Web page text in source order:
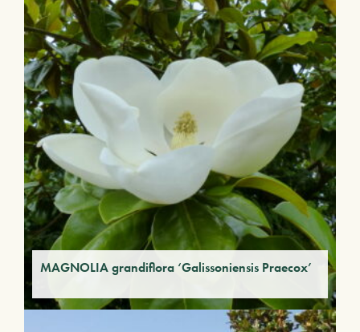
MAGNOLIA grandiflora ‘Galissoniensis Praecox’